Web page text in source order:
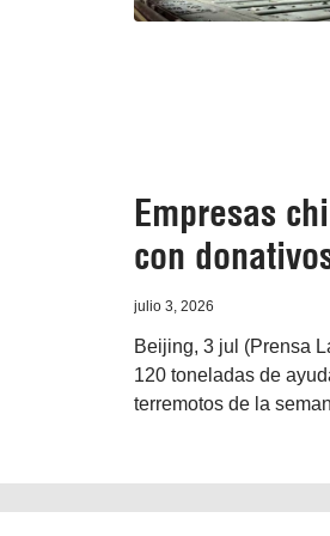
Empresas
con
julio 3, 2026
Beijing, 3 jul (Prensa
120 toneladas de
terremotos de la